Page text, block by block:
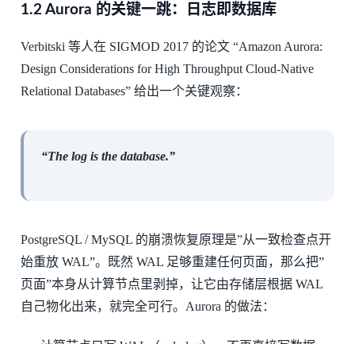
1.2 Aurora 的关键一跳：日志即数据库
Verbitski 等人在 SIGMOD 2017 的论文 “Amazon Aurora:
Design Considerations for High Throughput Cloud-Native
Relational Databases” 给出一个关键观察：
“The log is the database.”
PostgreSQL / MySQL 的崩溃恢复原理是”从一致检查点开
始重放 WAL”。既然 WAL 足够重建任何页面，那么把”
页面”本身从计算节点里剥掉，让它由存储层根据 WAL
自己物化出来，就完全可行。Aurora 的做法：